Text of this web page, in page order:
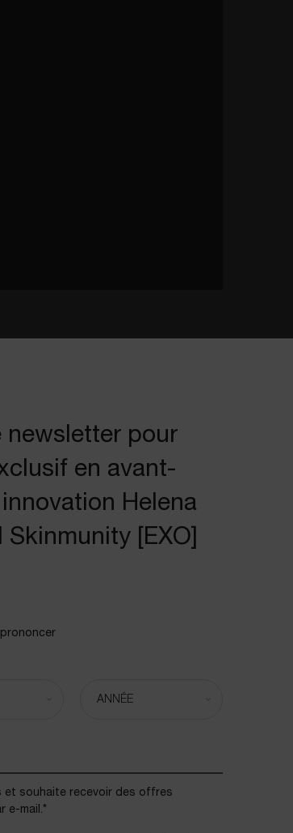
newsletter pour
en avant-
Helena
[EXO]
et souhaite recevoir des offres
e-mail.*